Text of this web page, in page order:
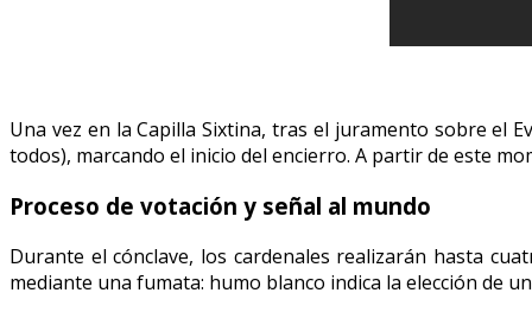
Una vez en la Capilla Sixtina, tras el juramento sobre el
todos), marcando el inicio del encierro. A partir de este
Proceso de votación y señal al mundo
Durante el cónclave, los cardenales realizarán hasta
mediante una fumata: humo blanco indica la elección de